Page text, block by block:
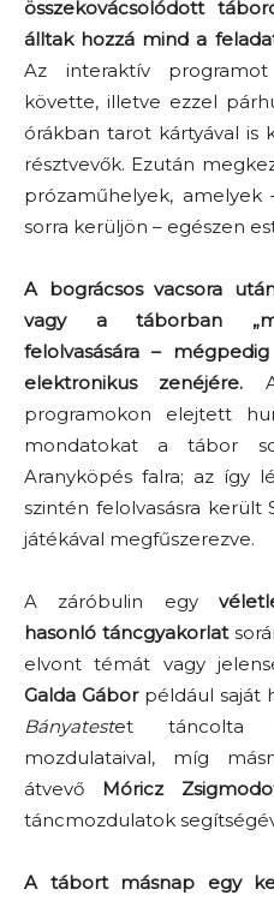
összekovácsolódott
álltak hozzá mind a
Az interaktív
követte, illetve ezzel
órákban tarot kártyával is
résztvevők. Ezután
prózaműhelyek, amelyek
sorra kerüljön – egészen
A bográcsos vacsora
vagy a táborban
felolvasására –
elektronikus zenéjére.
programokon elejtett
mondatokat a tábor
Aranyköpés falra; az így
szintén felolvasásra került
játékával megfűszerezve.
A záróbulin egy
hasonló táncgyakorlat
elvont témát vagy
Galda Gáborpéldául saját
Bányatestet táncolta
mozdulataival, míg
átvevő Móricz
táncmozdulatok
A tábort másnap egy